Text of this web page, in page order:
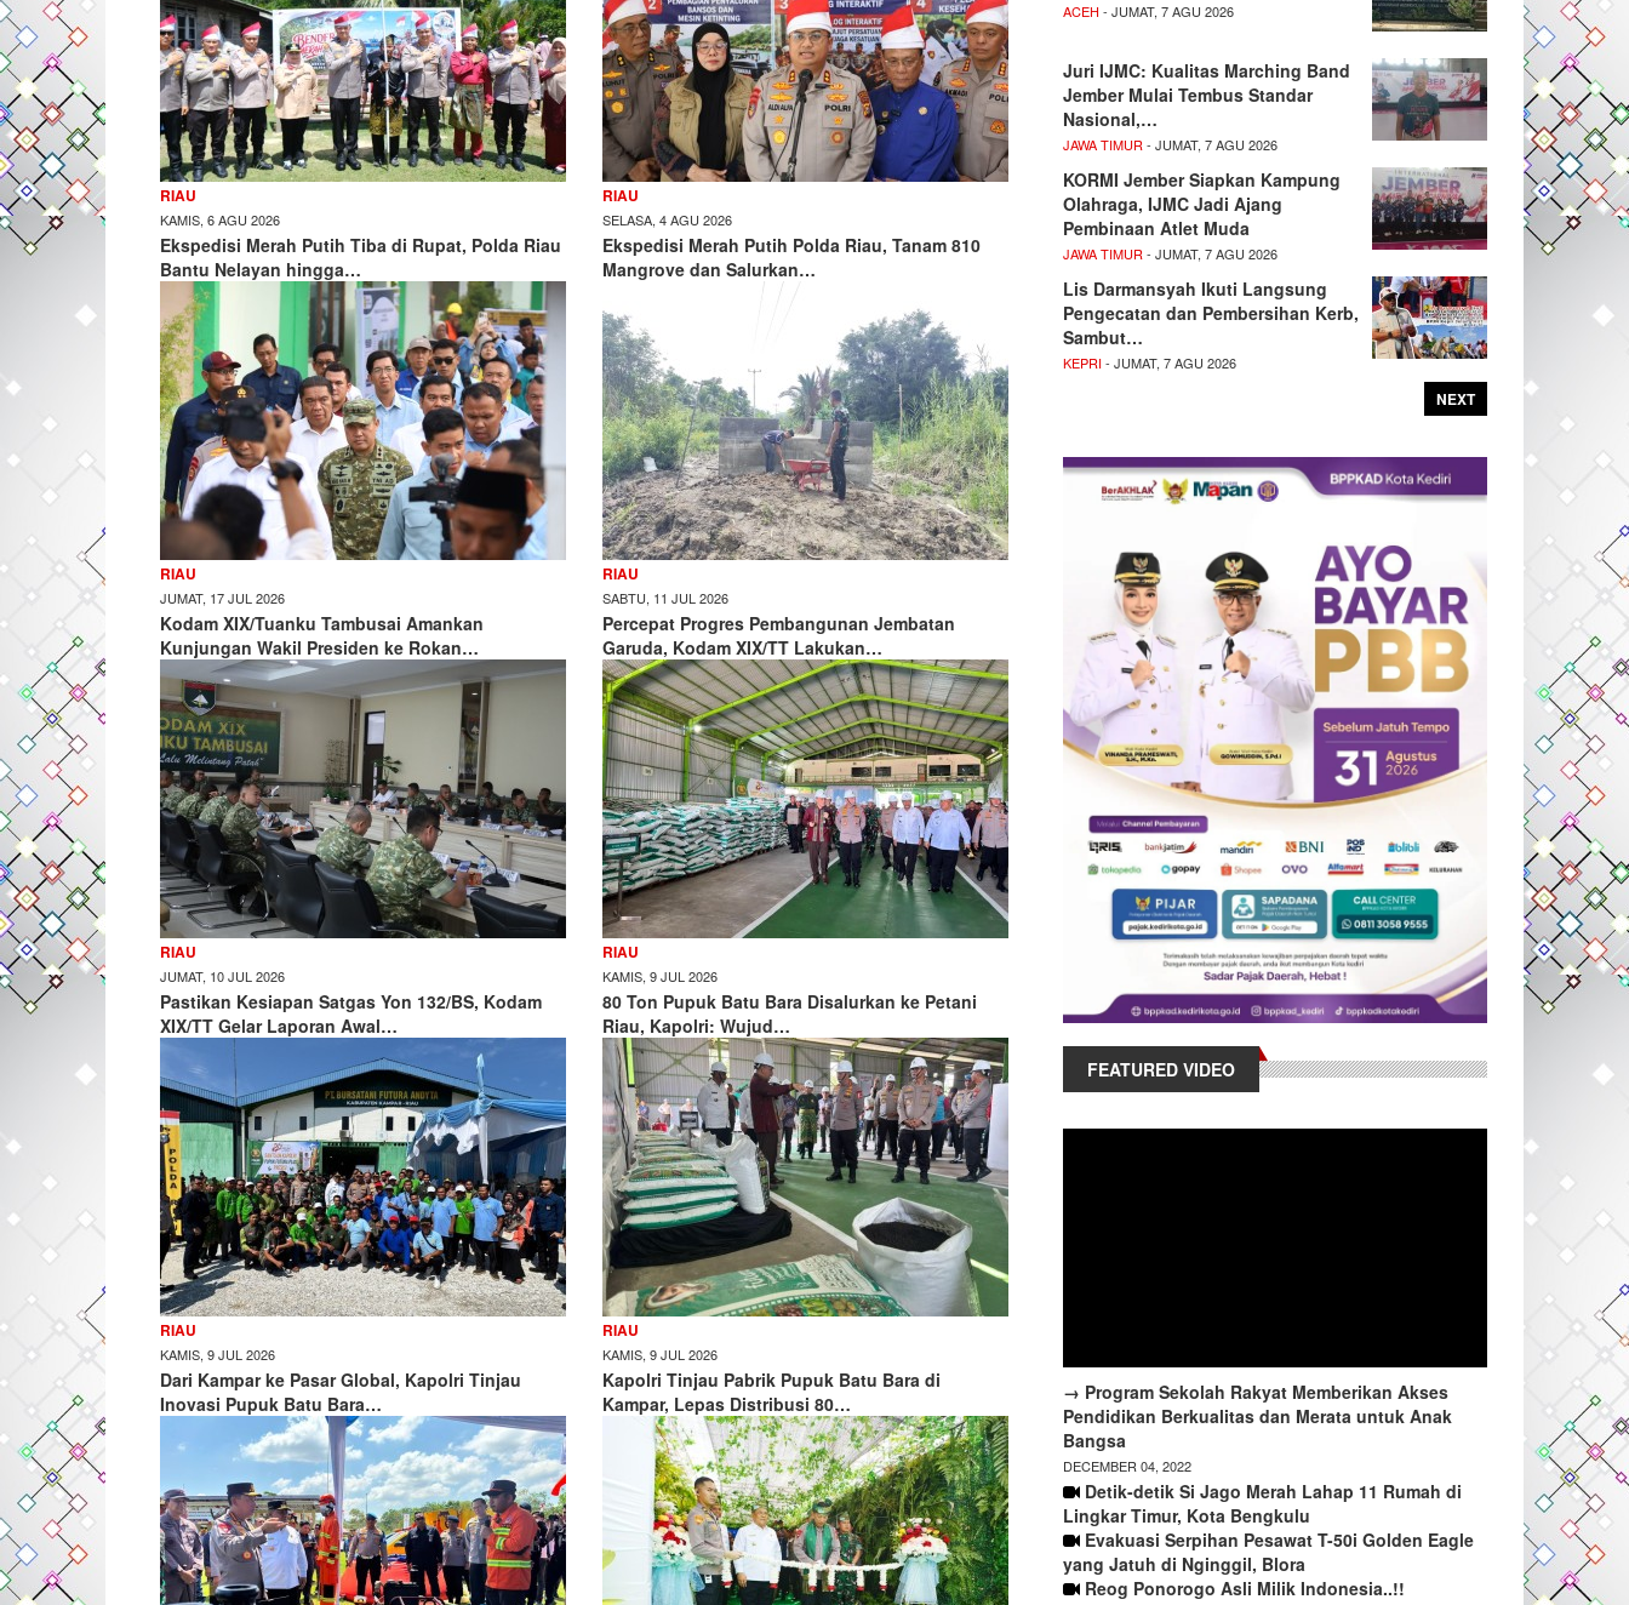
RIAU
KAMIS, 6 AGU 2026
Ekspedisi Merah Putih Tiba di Rupat, Polda Riau
Bantu Nelayan hingga…
RIAU
SELASA, 4 AGU 2026
Ekspedisi Merah Putih Polda Riau, Tanam 810
Mangrove dan Salurkan…
RIAU
JUMAT, 17 JUL 2026
Kodam XIX/Tuanku Tambusai Amankan
Kunjungan Wakil Presiden ke Rokan…
RIAU
SABTU, 11 JUL 2026
Percepat Progres Pembangunan Jembatan
Garuda, Kodam XIX/TT Lakukan…
RIAU
JUMAT, 10 JUL 2026
Pastikan Kesiapan Satgas Yon 132/BS, Kodam
XIX/TT Gelar Laporan Awal…
RIAU
KAMIS, 9 JUL 2026
80 Ton Pupuk Batu Bara Disalurkan ke Petani
Riau, Kapolri: Wujud…
RIAU
KAMIS, 9 JUL 2026
Dari Kampar ke Pasar Global, Kapolri Tinjau
Inovasi Pupuk Batu Bara…
RIAU
KAMIS, 9 JUL 2026
Kapolri Tinjau Pabrik Pupuk Batu Bara di
Kampar, Lepas Distribusi 80…
ACEH - JUMAT, 7 AGU 2026
Juri IJMC: Kualitas Marching Band
Jember Mulai Tembus Standar
Nasional,…
JAWA TIMUR - JUMAT, 7 AGU 2026
KORMI Jember Siapkan Kampung
Olahraga, IJMC Jadi Ajang
Pembinaan Atlet Muda
JAWA TIMUR - JUMAT, 7 AGU 2026
Lis Darmansyah Ikuti Langsung
Pengecatan dan Pembersihan Kerb,
Sambut…
KEPRI- JUMAT, 7 AGU 2026
NEXT
FEATURED VIDEO
→ Program Sekolah Rakyat Memberikan Akses
Pendidikan Berkualitas dan Merata untuk Anak
Bangsa
DECEMBER 04, 2022
Detik-detik Si Jago Merah Lahap 11 Rumah di
Lingkar Timur, Kota Bengkulu
Evakuasi Serpihan Pesawat T-50i Golden Eagle
yang Jatuh di Nginggil, Blora
Reog Ponorogo Asli Milik Indonesia..!!